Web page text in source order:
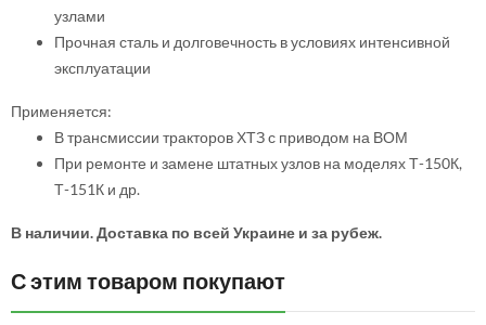
узлами
Прочная сталь и долговечность в условиях интенсивной
эксплуатации
Применяется:
В трансмиссии тракторов ХТЗ с приводом на ВОМ
При ремонте и замене штатных узлов на моделях Т-150К,
Т-151К и др.
В наличии. Доставка по всей Украине и за рубеж.
С этим товаром покупают